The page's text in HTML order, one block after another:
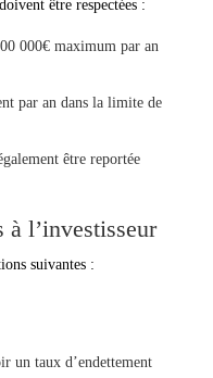
être respectées :
000€ maximum par an
par an dans la limite de
être reportée
l’investisseur
suivantes :
un taux d’endettement